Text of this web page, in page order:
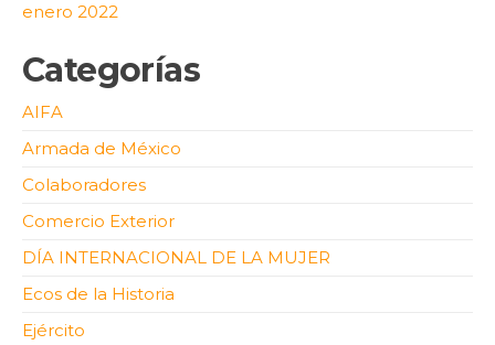
enero 2022
Categorías
AIFA
Armada de México
Colaboradores
Comercio Exterior
DÍA INTERNACIONAL DE LA MUJER
Ecos de la Historia
Ejército